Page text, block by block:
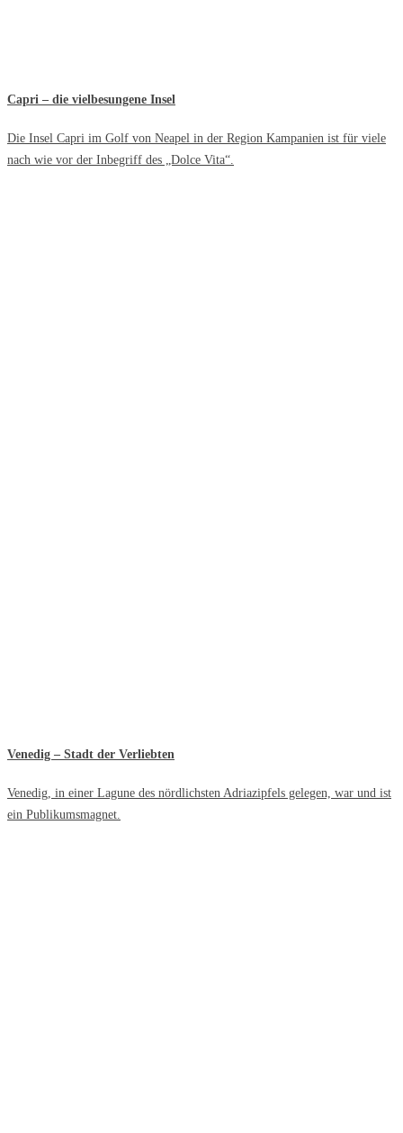
Capri – die vielbesungene Insel
Die Insel Capri im Golf von Neapel in der Region Kampanien ist für viele
nach wie vor der Inbegriff des „Dolce Vita“.
Venedig – Stadt der Verliebten
Venedig, in einer Lagune des nördlichsten Adriazipfels gelegen, war und ist
ein Publikumsmagnet.